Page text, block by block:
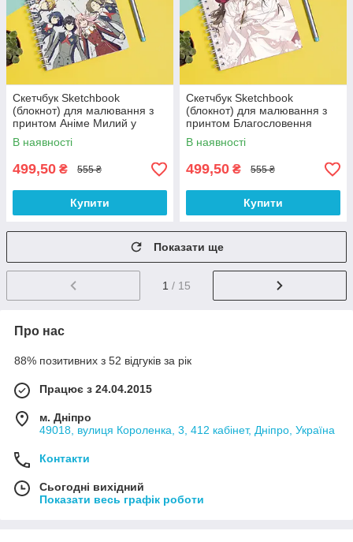
Скетчбук Sketchbook
(блокнот) для малювання з
принтом Аніме Милий у
Франксі-Darling in the FranXX
В наявності
499,50 ₴ 555 ₴
Купити
Скетчбук Sketchbook
(блокнот) для малювання з
принтом Благословення
небожителів-Tian Guan Ci Fu-
Heaven Official's Blessi
В наявності
499,50 ₴ 555 ₴
Купити
Показати ще
1 / 15
Про нас
88% позитивних з 52 відгуків за рік
Працює з 24.04.2015
м. Дніпро
49018, вулиця Короленка, 3, 412 кабінет, Дніпро, Україна
Контакти
Сьогодні вихідний
Показати весь графік роботи